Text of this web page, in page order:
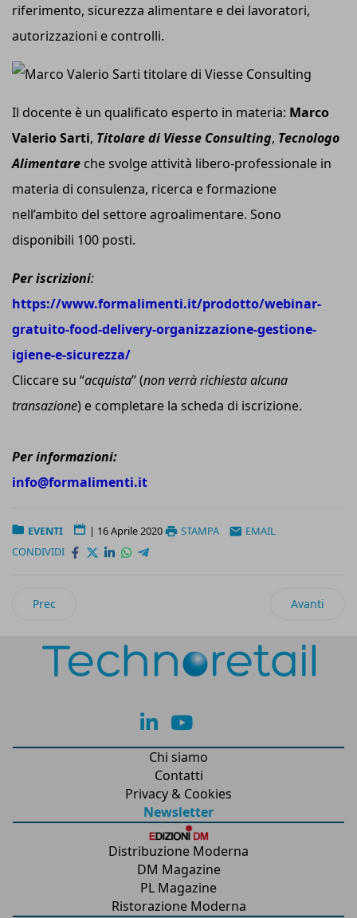
riferimento, sicurezza alimentare e dei lavoratori,
autorizzazioni e controlli.
Il docente è un qualificato esperto in materia: Marco
Valerio Sarti, Titolare di Viesse Consulting, Tecnologo
Alimentare che svolge attività libero-professionale in
materia di consulenza, ricerca e formazione
nell’ambito del settore agroalimentare. Sono
disponibili 100 posti.
Per iscrizioni:
https://www.formalimenti.it/prodotto/webinar-
gratuito-food-delivery-organizzazione-gestione-
igiene-e-sicurezza/
Cliccare su “acquista” (non verrà richiesta alcuna
transazione) e completare la scheda di iscrizione.
Per informazioni:
info@formalimenti.it
EVENTI | 16 Aprile 2020 STAMPA
EMAIL
CONDIVIDI
Articolo precedente: Tavola Rotonda Virtuale di Oracle e
Prec Articolo
Avanti
lk yt
Chi siamo
Contatti
Privacy & Cookies
Newsletter
Distribuzione Moderna
DM Magazine
PL Magazine
Ristorazione Moderna